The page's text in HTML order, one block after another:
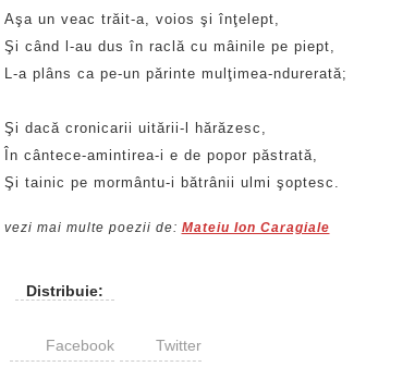
Aşa un veac trăit-a, voios şi înţelept,
Şi când l-au dus în raclă cu mâinile pe piept,
L-a plâns ca pe-un părinte mulţimea-ndurerată;
Şi dacă cronicarii uitării-l hărăzesc,
În cântece-amintirea-i e de popor păstrată,
Şi tainic pe mormântu-i bătrânii ulmi şoptesc.
vezi mai multe poezii de: Mateiu Ion Caragiale
Distribuie:
Facebook Twitter